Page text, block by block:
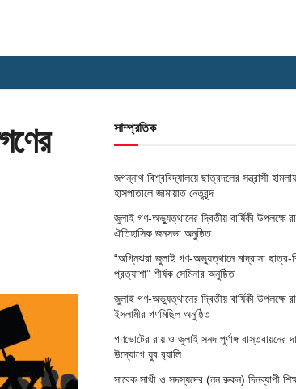
সাম্প্রতিক
জগন্নাথ বিশ্ববিদ্যালয়ে ছাত্রদলের সন্ত্রাসী
হাসপাতালে জামায়াত নেতৃবৃন্দ
জুলাই গণ-অভ্যুত্থানের দ্বিতীয় বার্ষিকী উপলক্ষে
ঐতিহাসিক জনসভা অনুষ্ঠিত
“অগ্নিঝরা জুলাই গণ-অভ্যুত্থানে মাদ্রাসা ছাত্র-
প্রত্যাশা” শীর্ষক সেমিনার অনুষ্ঠিত
জুলাই গণ-অভ্যুত্থানের দ্বিতীয় বার্ষিকী উপলক্ষে
ইসলামীর গণমিছিল অনুষ্ঠিত
গণভোটের রায় ও জুলাই সনদ পূর্ণাঙ্গ বাস্তবায়নের
উদ্যোগে যুব র‌্যালি
সাবেক সাথী ও সদস্যদের (নন রুকন) দিনব্যাপী